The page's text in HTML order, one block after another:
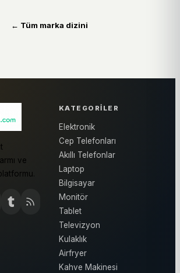
← Tüm marka dizini
ve
KATEGORILER
Elektronik
Cep Telefonları
Akıllı Telefonlar
Laptop
Bilgisayar
Monitör
Tablet
Televizyon
Kulaklık
Airfryer
Kahve Makinesi